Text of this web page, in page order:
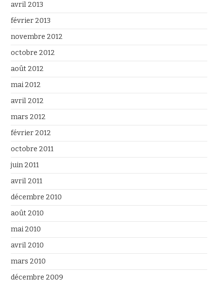
avril 2013
février 2013
novembre 2012
octobre 2012
août 2012
mai 2012
avril 2012
mars 2012
février 2012
octobre 2011
juin 2011
avril 2011
décembre 2010
août 2010
mai 2010
avril 2010
mars 2010
décembre 2009